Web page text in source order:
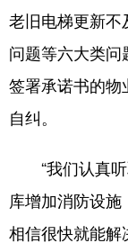
老旧电梯更新
问题等六大类问
签署承诺书的
自纠。
“我们认真听
库增加消防设施
相信很快就能解